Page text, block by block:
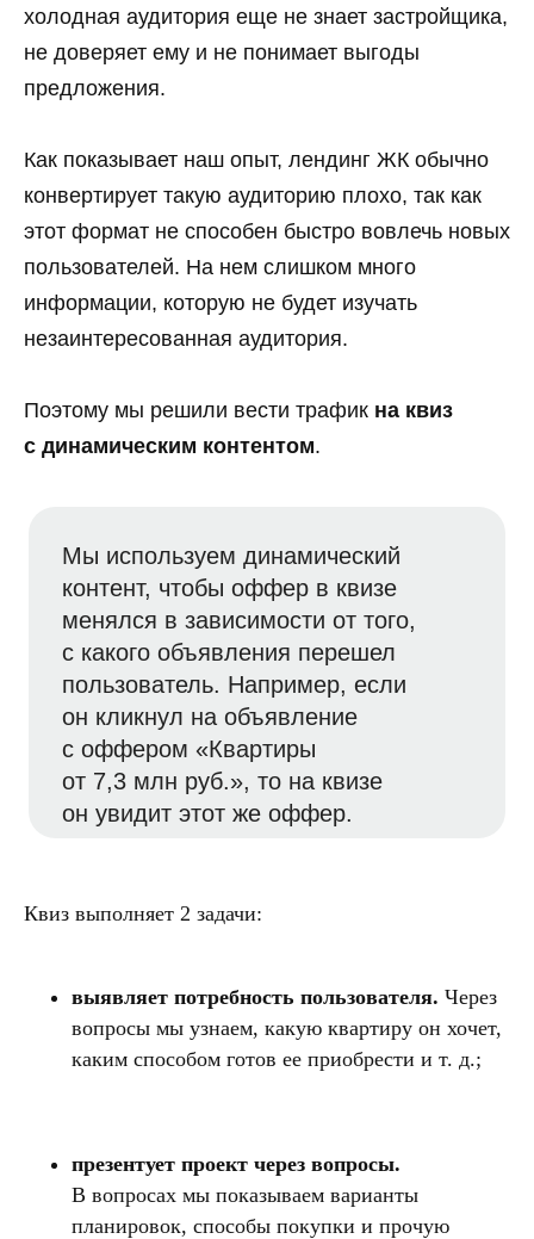
холодная аудитория еще не знает застройщика,
не доверяет ему и не понимает выгоды
предложения.
Как показывает наш опыт, лендинг ЖК обычно
конвертирует такую аудиторию плохо, так как
этот формат не способен быстро вовлечь новых
пользователей. На нем слишком много
информации, которую не будет изучать
незаинтересованная аудитория.
Поэтому мы решили вести трафик на квиз
с динамическим контентом.
Квиз выполняет 2 задачи:
выявляет потребность пользователя. Через
вопросы мы узнаем, какую квартиру он хочет,
каким способом готов ее приобрести и т. д.;
презентует проект через вопросы.
В вопросах мы показываем варианты
планировок, способы покупки и прочую
Скачать чек-лист